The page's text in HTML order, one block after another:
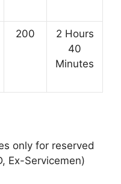
200
2 Hours
40
Minutes
only for reserved
Ex-Servicemen)